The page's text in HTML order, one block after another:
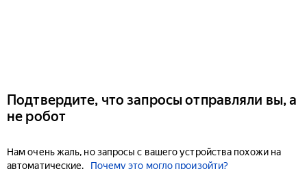
Подтвердите, что запросы отправляли вы, а
не робот
Нам очень жаль, но запросы с вашего устройства похожи на
автоматические.
Почему это могло произойти?